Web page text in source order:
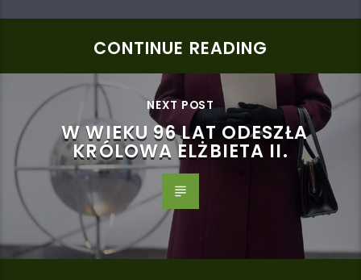
CONTINUE READING
NEXT POST
W WIEKU 96 LAT ODESZŁA
KRÓLOWA ELŻBIETA II.